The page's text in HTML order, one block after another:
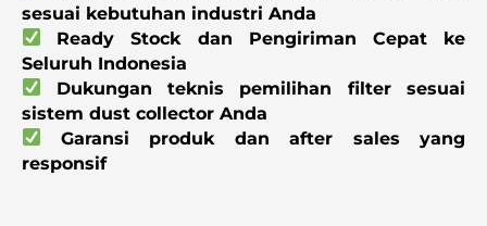
sesuai kebutuhan industri Anda
Ready Stock dan Pengiriman Cepat ke
Seluruh Indonesia
Dukungan teknis pemilihan filter sesuai
sistem dust collector Anda
Garansi produk dan after sales yang
responsif